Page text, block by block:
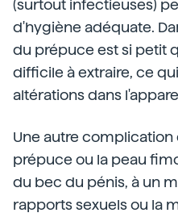
(surtout infectieuses)
d'hygiène adéquate.
du prépuce est si petit
difficile à extraire, ce
altérations dans
Une autre complication
prépuce ou la peau
du bec du pénis, à un
rapports sexuels ou la